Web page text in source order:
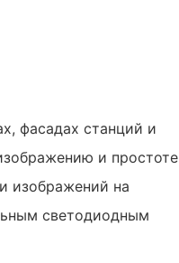
фасадах станций и
и простоте
изображений на
светодиодным